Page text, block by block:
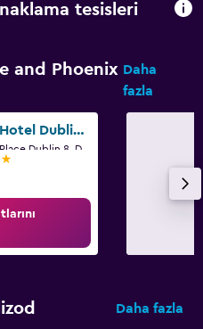
tesisleri
and Phoenix Daha
fazla
Leonardo Hotel Dublin Christchurch
Daha fazla